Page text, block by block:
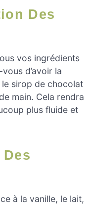
vos ingrédients
d’avoir la
le sirop de chocolat
main. Cela rendra
plus fluide et
à la vanille, le lait,